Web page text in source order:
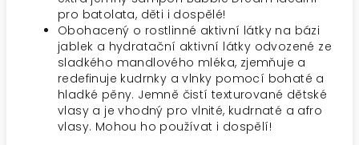
pro batolata, děti i dospělé!
Obohacený o rostlinné aktivní látky na bázi
jablek a hydratační aktivní látky odvozené ze
sladkého mandlového mléka, zjemňuje a
redefinuje kudrnky a vlnky pomocí bohaté a
hladké pěny. Jemně čistí texturované dětské
vlasy a je vhodný pro vlnité, kudrnaté a afro
vlasy. Mohou ho používat i dospělí!